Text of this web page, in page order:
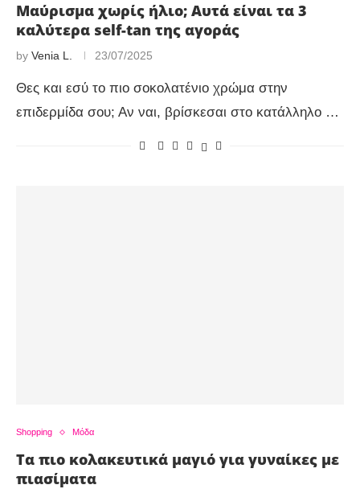
Μαύρισμα χωρίς ήλιο; Αυτά είναι τα 3
καλύτερα self-tan της αγοράς
by Venia L. 23/07/2025
Θες και εσύ το πιο σοκολατένιο χρώμα στην
επιδερμίδα σου; Αν ναι, βρίσκεσαι στο κατάλληλο …
Shopping Μόδα
Τα πιο κολακευτικά μαγιό για γυναίκες με
πιασίματα